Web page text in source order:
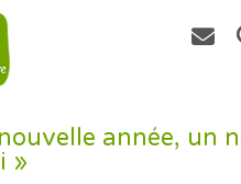
année, un
»